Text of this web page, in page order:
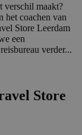
verschil maakt?
het coachen van
Store Leerdam
een
verder...
Store